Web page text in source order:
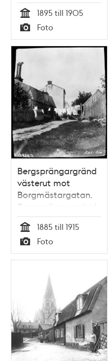
Tid
1895 till 1905
Typ
Foto
Bergsprängargränd
västerut mot
Borgmästargatan.
Bergsprängargränd
nummer 12 på
vänster sida. Nuv.
läge är vid Sofia
kyrkas norra sida
Tid
1885 till 1915
Typ
Foto